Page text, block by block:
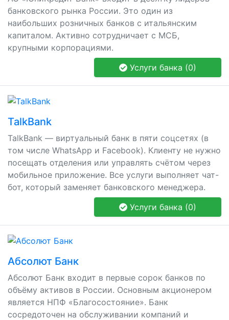
банковского рынка России. Это один из
наибольших розничных банков с итальянским
капиталом. Активно сотрудничает с МСБ,
крупными корпорациями.
Услуги банка (0)
TalkBank
TalkBank — виртуальный банк в пяти соцсетях (в
том числе WhatsApp и Facebook). Клиенту не нужно
посещать отделения или управлять счётом через
мобильное приложение. Все услуги выполняет чат-
бот, который заменяет банковского менеджера.
Услуги банка (0)
Абсолют Банк
Абсолют Банк входит в первые сорок банков по
объёму активов в России. Основным акционером
является НПФ «Благосостояние». Банк
сосредоточен на обслуживании компаний и